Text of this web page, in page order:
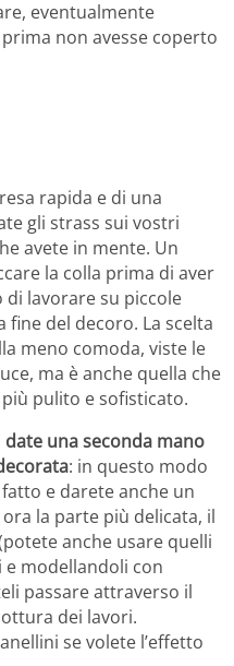
eventualmente
non avesse coperto
rapida e di una
gli strass sui vostri
avete in mente. Un
la colla prima di aver
lavorare su piccole
fine del decoro. La scelta
meno comoda, viste le
ma è anche quella che
pulito e sofisticato.
date una seconda mano
: in questo modo
e darete anche un
la parte più delicata, il
anche usare quelli
e modellandoli con
passare attraverso il
dei lavori.
se volete l’effetto